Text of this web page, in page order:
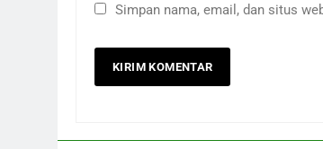
Simpan nama, email, dan situs